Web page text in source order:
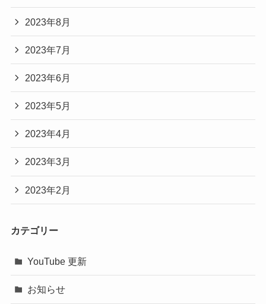
2023年8月
2023年7月
2023年6月
2023年5月
2023年4月
2023年3月
2023年2月
カテゴリー
YouTube 更新
お知らせ